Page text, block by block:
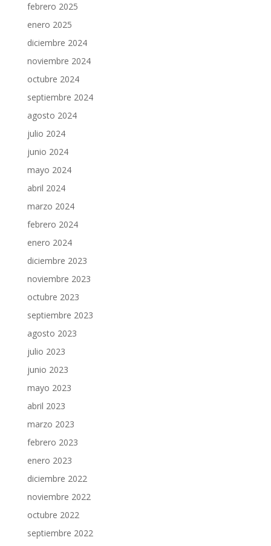
febrero 2025
enero 2025
diciembre 2024
noviembre 2024
octubre 2024
septiembre 2024
agosto 2024
julio 2024
junio 2024
mayo 2024
abril 2024
marzo 2024
febrero 2024
enero 2024
diciembre 2023
noviembre 2023
octubre 2023
septiembre 2023
agosto 2023
julio 2023
junio 2023
mayo 2023
abril 2023
marzo 2023
febrero 2023
enero 2023
diciembre 2022
noviembre 2022
octubre 2022
septiembre 2022